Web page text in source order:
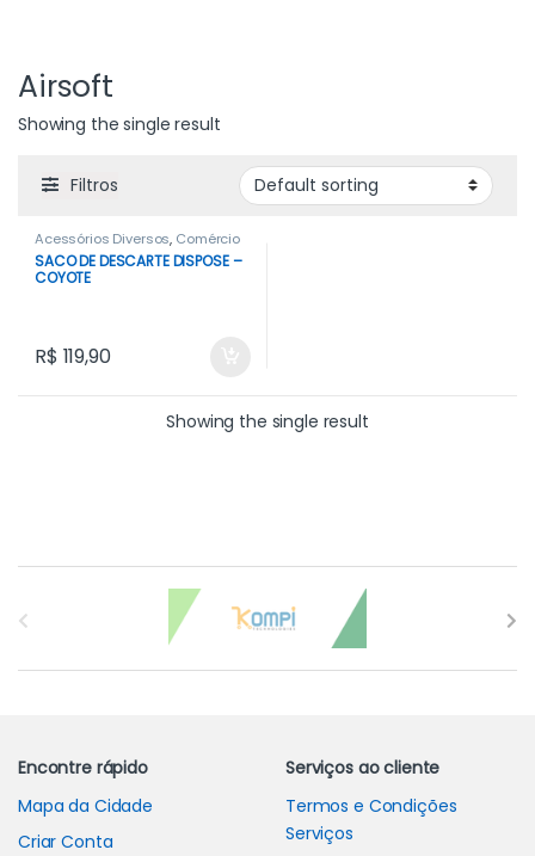
Airsoft
Showing the single result
Filtros
Acessórios Diversos, Comércio
SACO DE DESCARTE DISPOSE –
COYOTE
R$ 119,90
Showing the single result
Carrossel de Marcas
Encontre rápido
Mapa da Cidade
Criar Conta
Serviços ao cliente
Termos e Condições
Serviços